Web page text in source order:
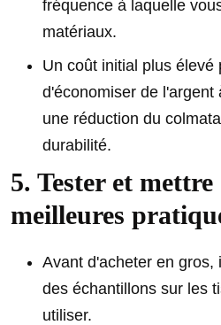
fréquence à laquelle
matériaux.
Un coût initial plus élevé
d'économiser de l'argent
une réduction du
durabilité.
5. Tester et
meilleures
Avant d'acheter en
des échantillons sur les
utiliser.